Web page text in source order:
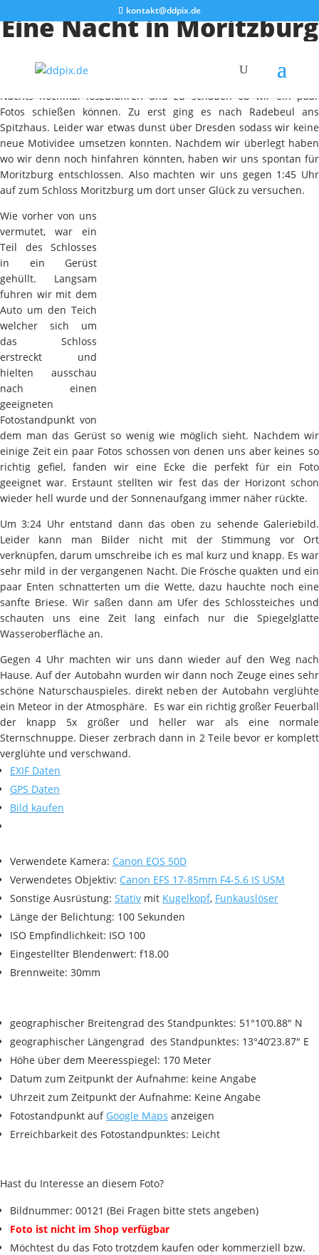
kontakt@ddpix.de
Eine Nacht in Moritzburg
Der gestrige Freitag war seit langen mal wieder ein
wunderschöner Tag. Darum entschieden wir uns gegen 1 Uhr
Nachts nochmal loszufahren und zu schauen ob wir ein paar
Fotos schießen können. Zu erst ging es nach Radebeul ans
Spitzhaus. Leider war etwas dunst über Dresden sodass wir keine
neue Motividee umsetzen konnten. Nachdem wir überlegt haben
wo wir denn noch hinfahren könnten, haben wir uns spontan für
Moritzburg entschlossen. Also machten wir uns gegen 1:45 Uhr
auf zum Schloss Moritzburg um dort unser Glück zu versuchen.
Wie vorher von uns
vermutet, war ein
Teil des Schlosses
in ein Gerüst
gehüllt. Langsam
fuhren wir mit dem
Auto um den Teich
welcher sich um
das Schloss
erstreckt und
hielten ausschau
nach einen
geeigneten
Fotostandpunkt von
dem man das Gerüst so wenig wie möglich sieht. Nachdem wir
einige Zeit ein paar Fotos schossen von denen uns aber keines so
richtig gefiel, fanden wir eine Ecke die perfekt für ein Foto
geeignet war. Erstaunt stellten wir fest das der Horizont schon
wieder hell wurde und der Sonnenaufgang immer näher rückte.
Um 3:24 Uhr entstand dann das oben zu sehende Galeriebild.
Leider kann man Bilder nicht mit der Stimmung vor Ort
verknüpfen, darum umschreibe ich es mal kurz und knapp. Es war
sehr mild in der vergangenen Nacht. Die Frösche quakten und ein
paar Enten schnatterten um die Wette, dazu hauchte noch eine
sanfte Briese. Wir saßen dann am Ufer des Schlossteiches und
schauten uns eine Zeit lang einfach nur die Spiegelglatte
Wasseroberfläche an.
Gegen 4 Uhr machten wir uns dann wieder auf den Weg nach
Hause. Auf der Autobahn wurden wir dann noch Zeuge eines sehr
schöne Naturschauspieles. direkt neben der Autobahn verglühte
ein Meteor in der Atmosphäre. Es war ein richtig großer Feuerball
der knapp 5x größer und heller war als eine normale
Sternschnuppe. Dieser zerbrach dann in 2 Teile bevor er komplett
verglühte und verschwand.
EXIF Daten
GPS Daten
Bild kaufen
Verwendete Kamera: Canon EOS 50D
Verwendetes Objektiv: Canon EFS 17-85mm F4-5.6 IS USM
Sonstige Ausrüstung: Stativ mit Kugelkopf, Funkauslöser
Länge der Belichtung: 100 Sekunden
ISO Empfindlichkeit: ISO 100
Eingestellter Blendenwert: f18.00
Brennweite: 30mm
geographischer Breitengrad des Standpunktes: 51°10’0.88″ N
geographischer Längengrad des Standpunktes: 13°40’23.87″ E
Höhe über dem Meeresspiegel: 170 Meter
Datum zum Zeitpunkt der Aufnahme: keine Angabe
Uhrzeit zum Zeitpunkt der Aufnahme: Keine Angabe
Fotostandpunkt auf Google Maps anzeigen
Erreichbarkeit des Fotostandpunktes: Leicht
Hast du Interesse an diesem Foto?
Bildnummer: 00121 (Bei Fragen bitte stets angeben)
Foto ist nicht im Shop verfügbar
Möchtest du das Foto trotzdem kaufen oder kommerziell bzw.